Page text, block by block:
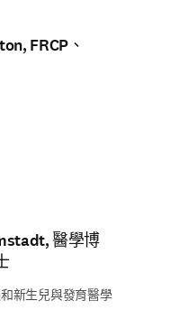
FRCP、
分頁／視窗
分頁／視窗
醫學博
新生兒與發育醫學